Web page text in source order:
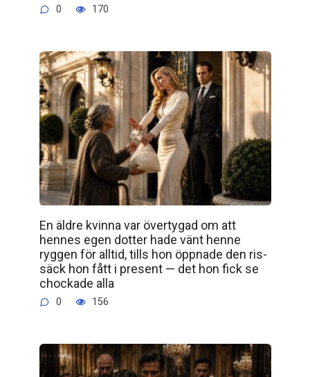
0 170
En äldre kvinna var övertygad om att
hennes egen dotter hade vänt henne
ryggen för alltid, tills hon öppnade den ris­
säck hon fått i present — det hon fick se
chockade alla
0 156